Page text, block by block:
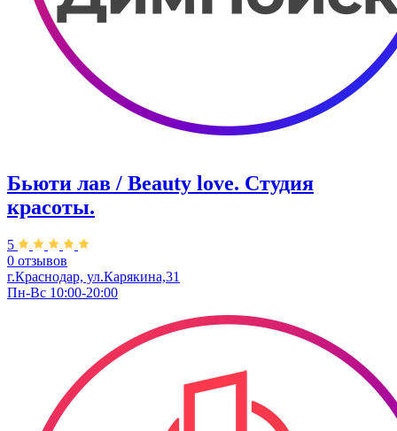
Бьюти лав / Beauty love. Студия
красоты.
5
0 отзывов
г.Краснодар, ул.Карякина,31
Пн-Вс 10:00-20:00